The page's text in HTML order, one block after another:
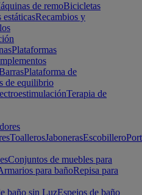
de remoBicicletas
Recambios y
Plataformas
Plataforma de
de equilibrio
Terapia de
ToallerosJabonerasEscobillero
Conjuntos de muebles para
para bañoRepisa para
baño sin LuzEspejos de baño